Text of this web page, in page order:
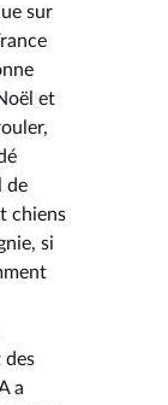
sur
et
de
chiens
si
des
a